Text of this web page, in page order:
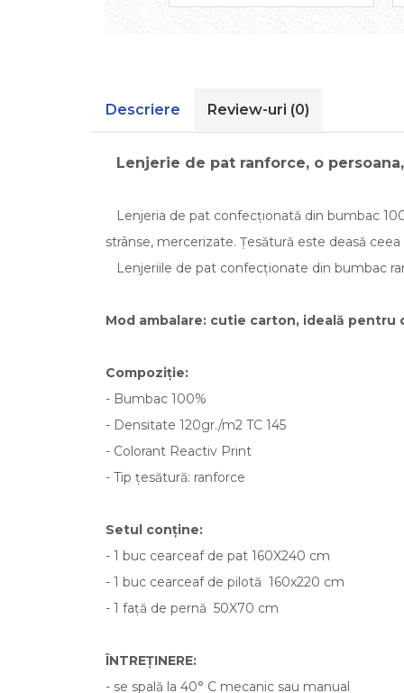
Descriere Review-uri (0)
Lenjerie de pat ranforce, o
Lenjeria de pat confecționată din bumbac
strânse, mercerizate. Țesătură este deasă
Lenjeriile de pat confecționate din bumbac
Mod ambalare: cutie carton, ideală pentru
Compoziție:
- Bumbac 100%
- Densitate 120gr./m2 TC 145
- Colorant Reactiv Print
- Tip țesătură: ranforce
Setul conține:
- 1 buc cearceaf de pat 160X240 cm
- 1 buc cearceaf de pilotă 160x220 cm
- 1 față de pernă 50X70 cm
ÎNTREȚINERE:
- se spală la 40° C mecanic sau manual